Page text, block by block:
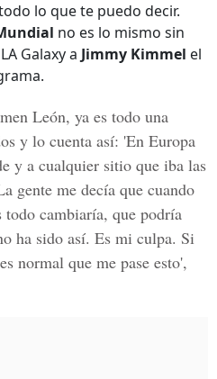
lo que te puedo decir.
no es lo mismo sin
Galaxy a Jimmy Kimmel el
León, ya es todo una
y lo cuenta así: 'En Europa
y a cualquier sitio que iba las
gente me decía que cuando
todo cambiaría, que podría
ha sido así. Es mi culpa. Si
normal que me pase esto',